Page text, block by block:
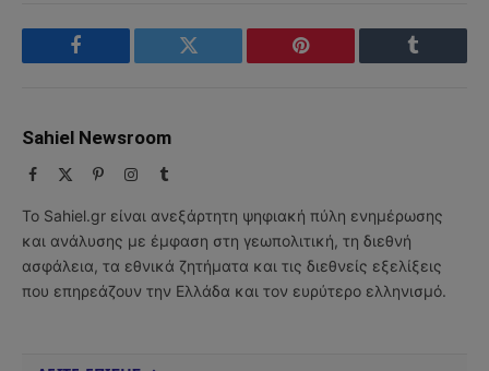
Facebook Twitter Pinterest Tumblr
Sahiel Newsroom
Facebook PinterestInstagram
Tumblr
Το Sahiel.gr είναι ανεξάρτητη ψηφιακή πύλη ενημέρωσης
και ανάλυσης με έμφαση στη γεωπολιτική, τη διεθνή
ασφάλεια, τα εθνικά ζητήματα και τις διεθνείς εξελίξεις
που επηρεάζουν την Ελλάδα και τον ευρύτερο ελληνισμό.